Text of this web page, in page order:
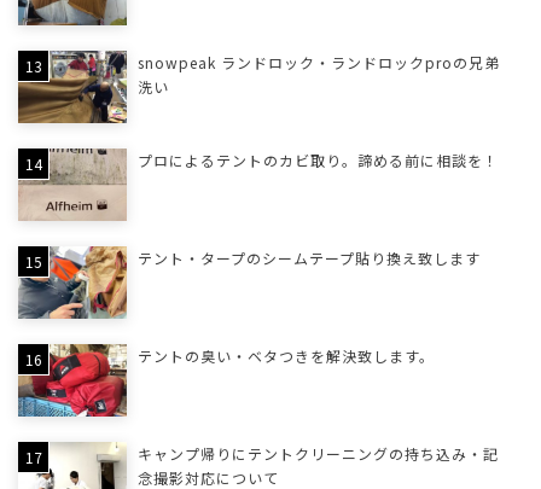
snowpeak ランドロック・ランドロックproの兄弟
洗い
プロによるテントのカビ取り。諦める前に相談を！
テント・タープのシームテープ貼り換え致します
テントの臭い・ベタつきを解決致します。
キャンプ帰りにテントクリーニングの持ち込み・記
念撮影対応について